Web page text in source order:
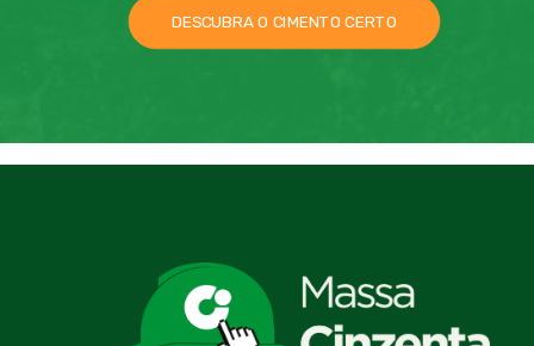
DESCUBRA O CIMENTO CERTO